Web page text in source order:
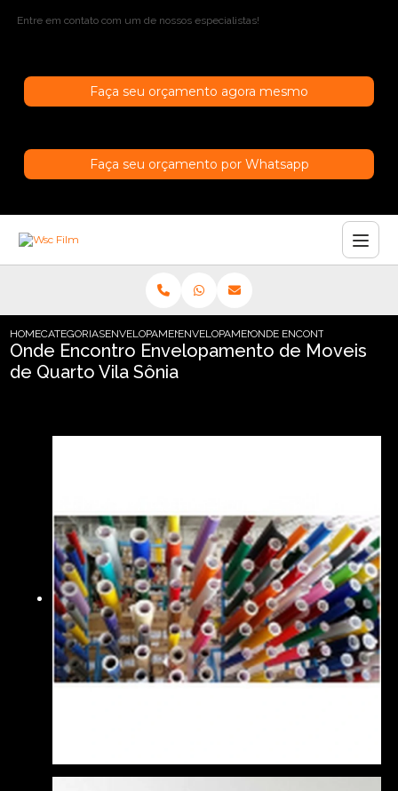
Entre em contato com um de nossos especialistas!
Faça seu orçamento agora mesmo
Faça seu orçamento por Whatsapp
HOMECATEGORIASENVELOPAMENTO DE MOVEISENVELOPAMENTO MOVEIS COZINHA
ONDE ENCONTRO
Onde Encontro Envelopamento de Moveis
de Quarto Vila Sônia